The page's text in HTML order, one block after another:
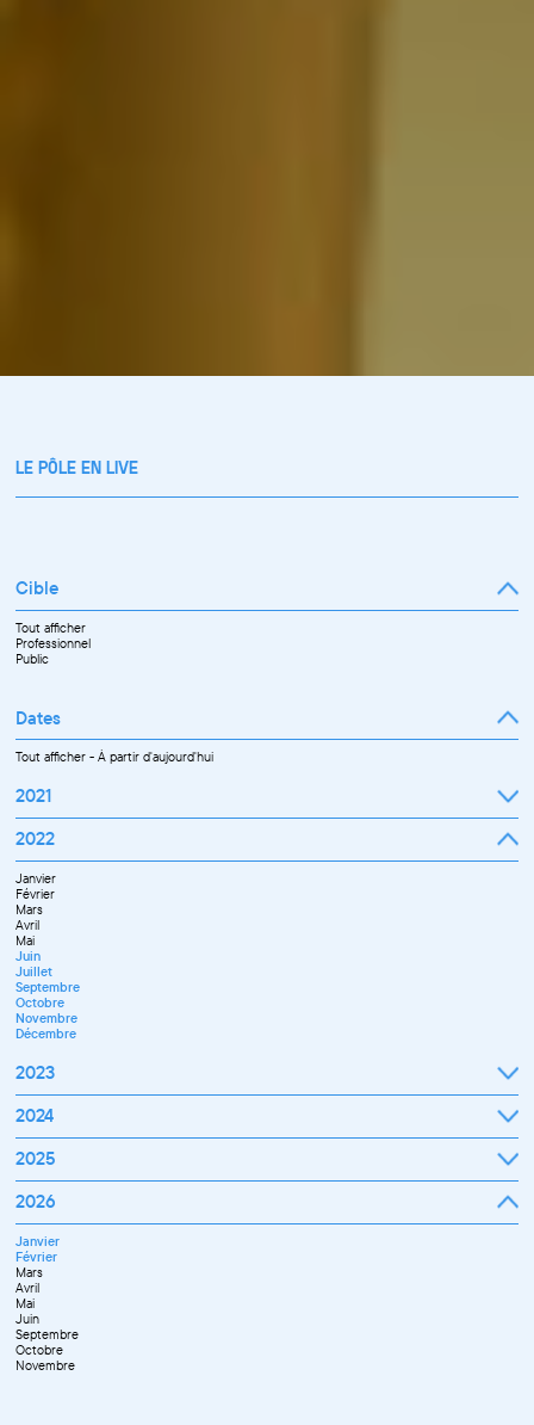
LE PÔLE EN LIVE
Cible
Tout afficher
Professionnel
Public
Dates
Tout afficher-À partir d'aujourd'hui
2021
Septembre
Novembre
Décembre
2022
Janvier
Février
Mars
Avril
Mai
Juin
Juillet
Septembre
Octobre
Novembre
Décembre
2023
Janvier
Mars
Avril
Septembre
Octobre
Novembre
Décembre
2024
Janvier
Mars
Avril
Juin
Juillet
Septembre
Novembre
Décembre
2025
Janvier
Mars
Avril
Mai
Juin
Juillet
Septembre
Octobre
Novembre
Décembre
2026
Janvier
Février
Mars
Avril
Mai
Juin
Septembre
Octobre
Novembre